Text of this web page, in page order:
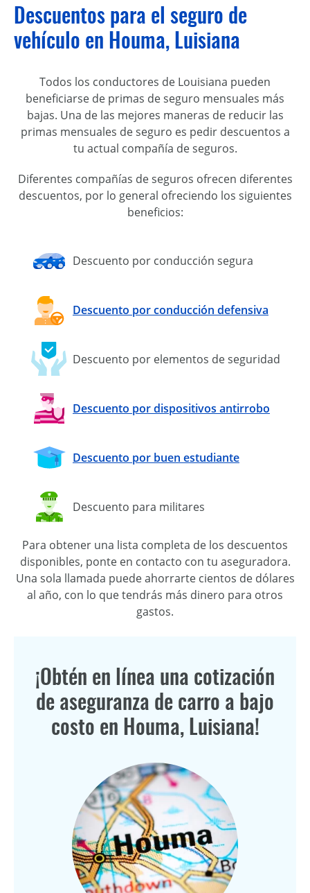
Descuentos para el seguro de
vehículo en Houma, Luisiana
Todos los conductores de Louisiana pueden
beneficiarse de primas de seguro mensuales más
bajas. Una de las mejores maneras de reducir las
primas mensuales de seguro es pedir descuentos a
tu actual compañía de seguros.
Diferentes compañías de seguros ofrecen diferentes
descuentos, por lo general ofreciendo los siguientes
beneficios:
Descuento por conducción segura
Descuento por conducción defensiva
Descuento por elementos de seguridad
Descuento por dispositivos antirrobo
Descuento por buen estudiante
Descuento para militares
Para obtener una lista completa de los descuentos
disponibles, ponte en contacto con tu aseguradora.
Una sola llamada puede ahorrarte cientos de dólares
al año, con lo que tendrás más dinero para otros
gastos.
¡Obtén en línea una cotización
de aseguranza de carro a bajo
costo en Houma, Luisiana!